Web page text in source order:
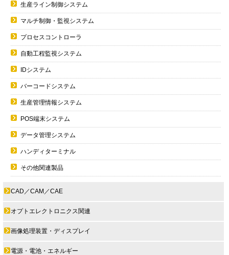
生産ライン制御システム
マルチ制御・監視システム
プロセスコントローラ
自動工程監視システム
IDシステム
バーコードシステム
生産管理情報システム
POS端末システム
データ管理システム
ハンディターミナル
その他関連製品
CAD／CAM／CAE
オプトエレクトロニクス関連
画像処理装置・ディスプレイ
電源・電池・エネルギー